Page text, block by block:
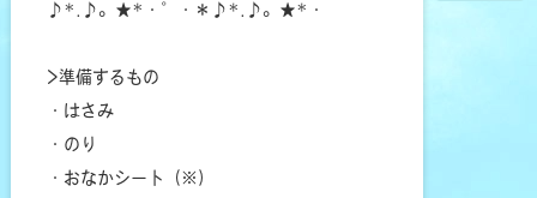
♪*.♪。★*・゜・＊♪*.♪。★*・
>準備するもの
・はさみ
・のり
・おなかシート（※）